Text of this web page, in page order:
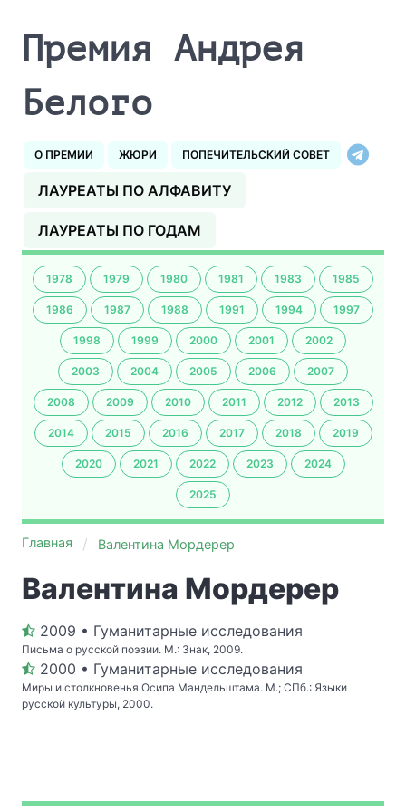
Премия Андрея
Белого
О ПРЕМИИ ЖЮРИ ПОПЕЧИТЕЛЬСКИЙ СОВЕТ
ЛАУРЕАТЫ ПО АЛФАВИТУ
ЛАУРЕАТЫ ПО ГОДАМ
1978 1979 1980 1981 1983 1985
1986 1987 1988 1991 1994 1997
1998 1999 2000 2001 2002
2003 2004 2005 2006 2007
2008 2009 2010 2011 2012 2013
2014 2015 2016 2017 2018 2019
2020 2021 2022 2023 2024
2025
Главная Валентина Мордерер
Валентина Мордерер
2009 • Гуманитарные исследования
Письма о русской поэзии. М.: Знак, 2009.
2000 • Гуманитарные исследования
Миры и столкновенья Осипа Мандельштама. М.; СПб.: Языки
русской культуры, 2000.